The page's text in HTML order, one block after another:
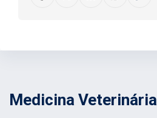
Medicina Veterinária